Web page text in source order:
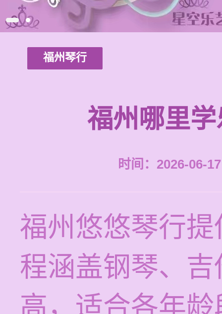
福州琴行
福州哪里
时间：2026-06-
福州悠悠琴行
程涵盖钢琴、
高，适合各年